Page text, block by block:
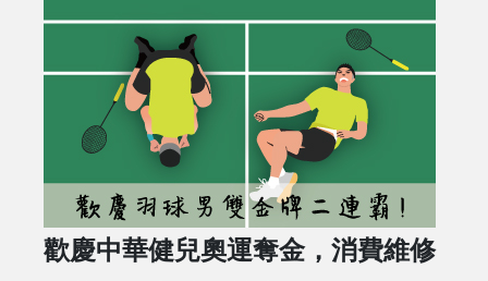
歡慶中華健兒奧運奪金，消費維修